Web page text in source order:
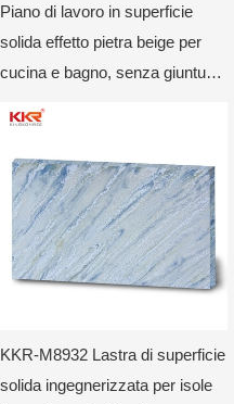
Piano di lavoro in superficie
solida effetto pietra beige per
cucina e bagno, senza giunture
KKR-M8932 Lastra di superficie
solida ingegnerizzata per isole